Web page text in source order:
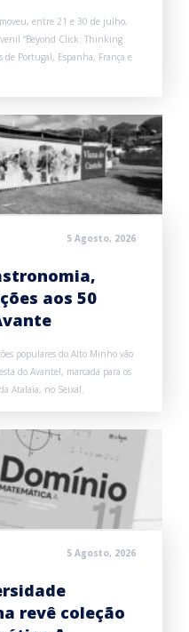
entre 21 e 30 de julho,
“Beyond Click: Thinking
Portugal, Espanha, França e
5 Agosto, 2026
aos 50
populares do Alto Minho vão
do Avante!, marcada para os
Atalaia, no Seixal.
5 Agosto, 2026
revê coleção